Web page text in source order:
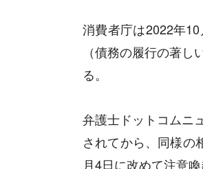
消費者庁は2022年
（債務の履行の著
る。
弁護士ドットコムニ
されてから、同様の
月4日に改めて注意